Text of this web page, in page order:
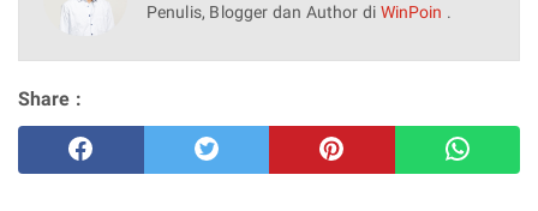
Penulis, Blogger dan Author di WinPoin .
Share :